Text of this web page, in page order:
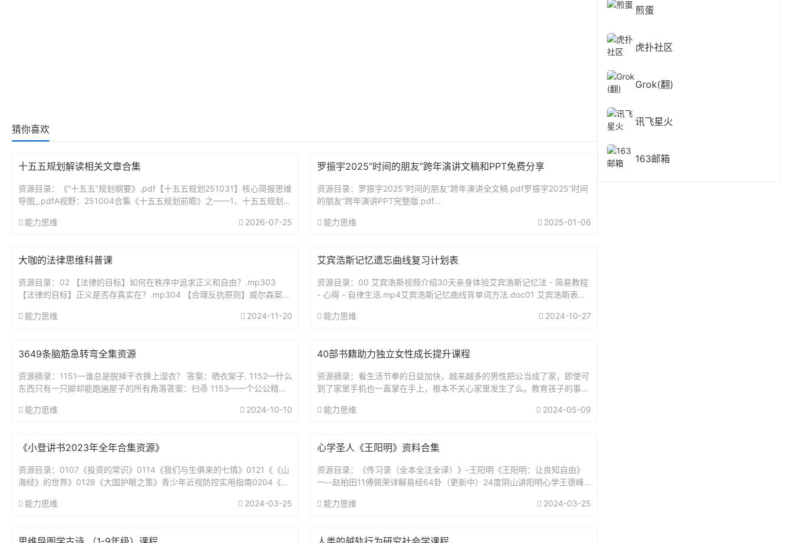
猜你喜欢
十五五规划解读相关文章合集
资源目录：《“十五五”规划纲要》.pdf【十五五规划251031】核心简报思维
导图_.pdfA视野：251004合集《十五五规划前瞻》之——1、十五五规划前
能力思维
2026-07-25
罗振宇2025“时间的朋友”跨年演讲文稿和PPT免费分享
资源目录：罗振宇2025“时间的朋友”跨年演讲全文稿.pdf罗振宇2025“时间
的朋友”跨年演讲PPT完整版.pdf...
能力思维 2025-01-06
大咖的法律思维科普课
资源目录：02 【法律的目标】如何在秩序中追求正义和自由？.mp303
【法律的目标】正义是否存真实在？.mp304 【合理反抗原则】威尔森案：
能力思维
2024-11-20
艾宾浩斯记忆遗忘曲线复习计划表
资源目录：00 艾宾浩斯视频介绍30天亲身体验艾宾浩斯记忆法 - 简易教程
- 心得 - 自律生活.mp4艾宾浩斯记忆曲线背单词方法.doc01 艾宾浩斯表格
能力思维
2024-10-27
3649条脑筋急转弯全集资源
资源摘录：1151—谁总是脱掉干衣换上湿衣？ 答案：晒衣架子. 1152—什么
东西只有一只脚却能跑遍屋子的所有角落答案：扫帚 1153—一个公公精神
能力思维
2024-10-10
40部书籍助力独立女性成长提升课程
资源摘录：看生活节拳的日益加快，越来越多的男性把公当成了家，即使可
到了家里手机也一直掌在手上，根本不关心家里发生了么。教育孩子的事，
严...能力思维 2024-05-09
《小登讲书2023年全年合集资源》
资源目录：0107《投资的常识》0114《我们与生俱来的七情》0121《《山
海经》的世界》0128《大国护眼之策》青少年近视防控实用指南0204《像
能力思维
2024-03-25
心学圣人《王阳明》资料合集
资源目录：《传习录（全本全注全译）》-王阳明《王阳明：让良知自由》
一--赵柏田11傅佩荣详解易经64卦（更新中）24度阴山讲阳明心学王德峰
能力思维
2024-03-25
煎蛋
虎扑社区
Grok(翻)
讯飞星火
163邮箱